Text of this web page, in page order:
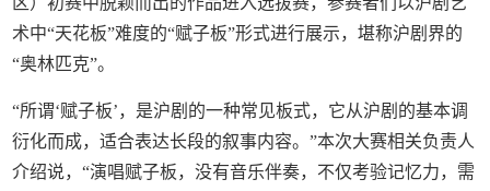
术中“天花板”难度的“赋子板”形式进行展示，堪称沪剧界的
“奥林匹克”。
“所谓‘赋子板’，是沪剧的一种常见板式，它从沪剧的基本调
衍化而成，适合表达长段的叙事内容。”本次大赛相关负责人
介绍说，“演唱赋子板，没有音乐伴奏，不仅考验记忆力，需